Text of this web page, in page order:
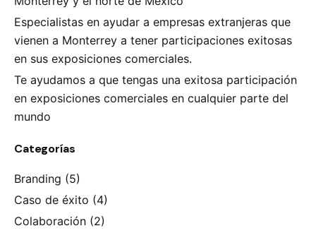
Especialistas en ayudar a empresas extranjeras que
vienen a Monterrey a tener participaciones exitosas
en sus exposiciones comerciales.
Te ayudamos a que tengas una exitosa participación
en exposiciones comerciales en cualquier parte del
mundo
Categorías
Branding (5)
Caso de éxito (4)
Colaboración (2)